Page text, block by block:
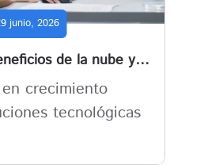
junio, 2026
Descubra los beneficios de la nube y la IA con Business Central
crecimiento
tecnológicas